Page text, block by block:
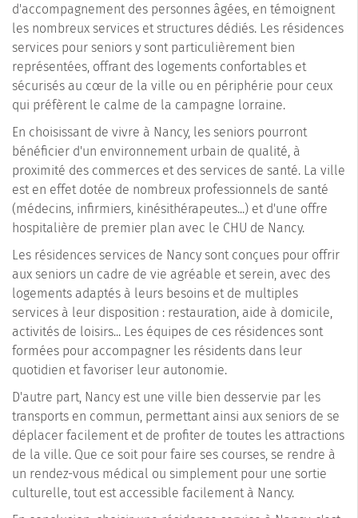
d'accompagnement des personnes âgées, en témoignent
les nombreux services et structures dédiés. Les résidences
services pour seniors y sont particulièrement bien
représentées, offrant des logements confortables et
sécurisés au cœur de la ville ou en périphérie pour ceux
qui préfèrent le calme de la campagne lorraine.
En choisissant de vivre à Nancy, les seniors pourront
bénéficier d'un environnement urbain de qualité, à
proximité des commerces et des services de santé. La ville
est en effet dotée de nombreux professionnels de santé
(médecins, infirmiers, kinésithérapeutes...) et d'une offre
hospitalière de premier plan avec le CHU de Nancy.
Les résidences services de Nancy sont conçues pour offrir
aux seniors un cadre de vie agréable et serein, avec des
logements adaptés à leurs besoins et de multiples
services à leur disposition : restauration, aide à domicile,
activités de loisirs... Les équipes de ces résidences sont
formées pour accompagner les résidents dans leur
quotidien et favoriser leur autonomie.
D'autre part, Nancy est une ville bien desservie par les
transports en commun, permettant ainsi aux seniors de se
déplacer facilement et de profiter de toutes les attractions
de la ville. Que ce soit pour faire ses courses, se rendre à
un rendez-vous médical ou simplement pour une sortie
culturelle, tout est accessible facilement à Nancy.